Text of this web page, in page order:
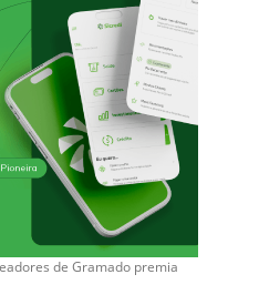
de Gramado premia